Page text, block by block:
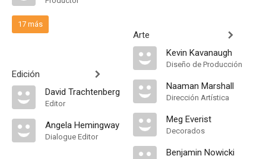
17 más
Edición
David Trachtenberg
Editor
Angela Hemingway
Dialogue Editor
Arte
Kevin Kavanaugh
Diseño de Producción
Naaman Marshall
Dirección Artística
Meg Everist
Decorados
Benjamin Nowicki